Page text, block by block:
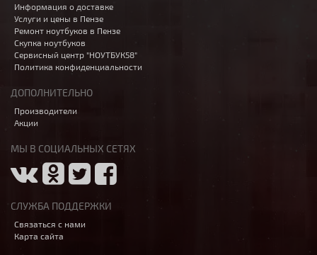
Информация о доставке
Услуги и цены в Пензе
Ремонт ноутбуков в Пензе
Скупка ноутбуков
Сервисный центр "НОУТБУК58"
Политика конфиденциальности
ДОПОЛНИТЕЛЬНО
Производители
Акции
МЫ В СОЦИАЛЬНЫХ СЕТЯХ
СЛУЖБА ПОДДЕРЖКИ
Связаться с нами
Карта сайта